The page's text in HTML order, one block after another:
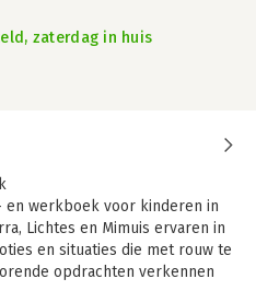
zaterdag in huis
werkboek voor kinderen in
Lichtes en Mimuis ervaren in
en situaties die met rouw te
opdrachten verkennen